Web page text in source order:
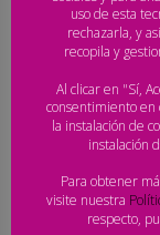
Orihuela,
pruebas
Abierto
para las
El Arena
uso de esta
rechazarla, y
recopila y
Al clicar en "Sí,
consentimiento en
la instalación de
instalación
Para obtener
visite nuestra
respecto,